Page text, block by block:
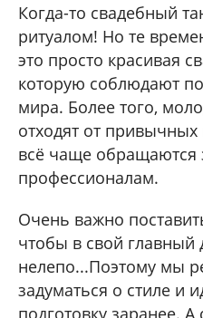
Когда-то свадебный
ритуалом! Но те
это просто красивая
которую соблюдают
мира. Более того,
отходят от
всё чаще
профессионалам.
Очень важно
чтобы в свой главный
нелепо...Поэтому мы
задуматься о стиле и
подготовку заранее. А